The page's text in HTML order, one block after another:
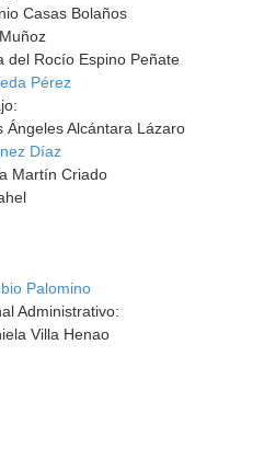
Casas Bolaños
del Rocío Espino Peñate
Pérez
Ángeles Alcántara Lázaro
Díaz
Martín Criado
Palomino
Administrativo:
Villa Henao